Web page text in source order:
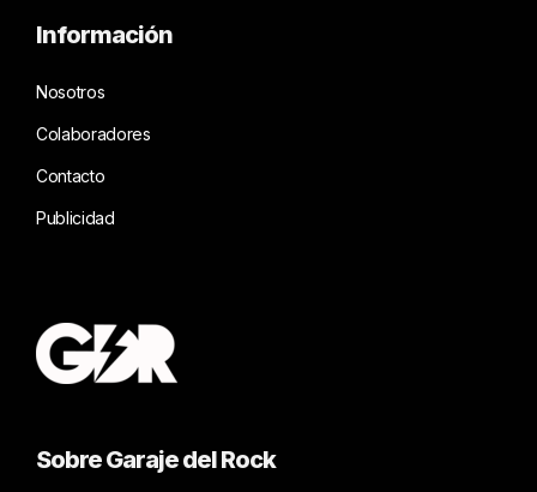
Información
Nosotros
Colaboradores
Contacto
Publicidad
Sobre Garaje del Rock